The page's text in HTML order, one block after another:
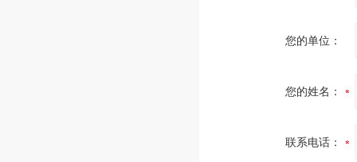
您的单位：
您的姓名：
联系电话：